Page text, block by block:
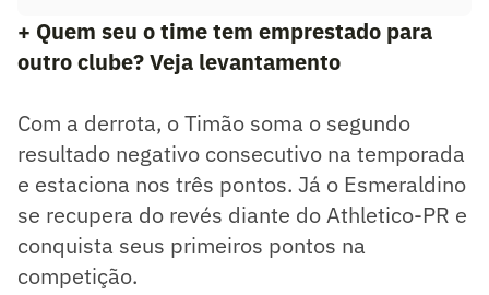
+ Quem seu o time tem emprestado para
outro clube? Veja levantamento
Com a derrota, o Timão soma o segundo
resultado negativo consecutivo na temporada
e estaciona nos três pontos. Já o Esmeraldino
se recupera do revés diante do Athletico-PR e
conquista seus primeiros pontos na
competição.